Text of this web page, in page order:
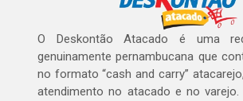
O Deskontão Atacado é uma
genuinamente pernambucana que
no formato “cash and carry”
atendimento no atacado e no varejo.